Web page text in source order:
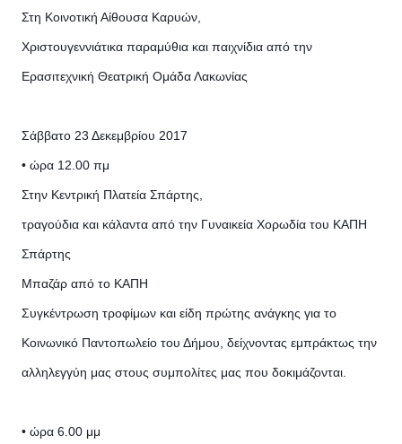
Στη Κοινοτική Αίθουσα Καρυών,
Χριστουγεννιάτικα παραμύθια και παιχνίδια από την
Ερασιτεχνική Θεατρική Ομάδα Λακωνίας
Σάββατο 23 Δεκεμβρίου 2017
• ώρα 12.00 πμ
Στην Κεντρική Πλατεία Σπάρτης,
τραγούδια και κάλαντα από την Γυναικεία Χορωδία του ΚΑΠΗ
Σπάρτης
Μπαζάρ από το ΚΑΠΗ
Συγκέντρωση τροφίμων και είδη πρώτης ανάγκης για το
Κοινωνικό Παντοπωλείο του Δήμου, δείχνοντας εμπράκτως την
αλληλεγγύη μας στους συμπολίτες μας που δοκιμάζονται.
• ώρα 6.00 μμ